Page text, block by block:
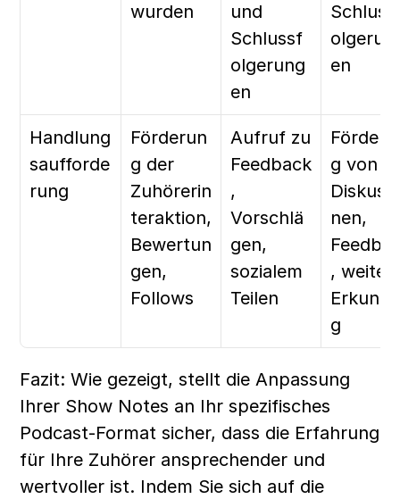
wurden
und
Schlussf
olgerung
en
en
Handlung
saufforde
rung
Förderun
g der
Zuhörerin
teraktion,
Bewertun
gen,
Follows
Aufruf zu
Feedback
,
Vorschlä
gen,
sozialem
Teilen
g von
nen,
,
g
Fazit: Wie gezeigt, stellt die Anpassung
Ihrer Show Notes an Ihr spezifisches
Podcast-Format sicher, dass die Erfahrung
für Ihre Zuhörer ansprechender und
wertvoller ist. Indem Sie sich auf die